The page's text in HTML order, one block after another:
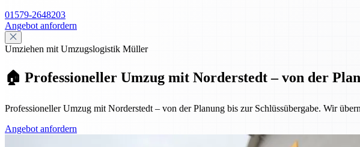
01579-2648203
Angebot anfordern
Umziehen mit Umzugslogistik Müller
🏠 Professioneller Umzug mit Norderstedt – von der
Professioneller Umzug mit Norderstedt – von der Planung bis zur Schlüssübergabe. Wir
Angebot anfordern